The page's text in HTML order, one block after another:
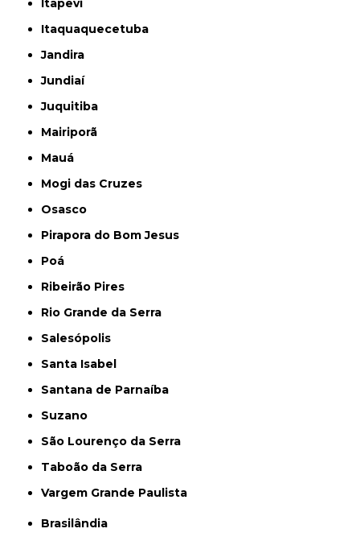
Itapevi
Itaquaquecetuba
Jandira
Jundiaí
Juquitiba
Mairiporã
Mauá
Mogi das Cruzes
Osasco
Pirapora do Bom Jesus
Poá
Ribeirão Pires
Rio Grande da Serra
Salesópolis
Santa Isabel
Santana de Parnaíba
Suzano
São Lourenço da Serra
Taboão da Serra
Vargem Grande Paulista
Brasilândia